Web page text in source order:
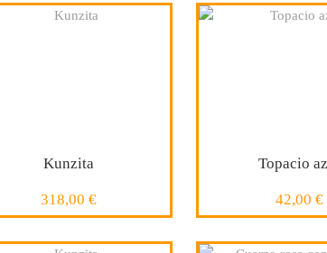
Kunzita
318,00 €
Topacio
42,00 €